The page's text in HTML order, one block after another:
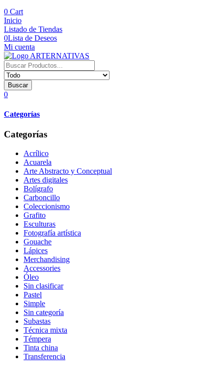
0 Cart
Inicio
Listado de Tiendas
0Lista de Deseos
Mi cuenta
Buscar
0
Categorías
Categorías
Acrílico
Acuarela
Arte Abstracto y Conceptual
Artes digitales
Bolígrafo
Carboncillo
Coleccionismo
Grafito
Esculturas
Fotografía artística
Gouache
Lápices
Merchandising
Accessories
Óleo
Sin clasificar
Pastel
Simple
Sin categoría
Subastas
Técnica mixta
Témpera
Tinta china
Transferencia